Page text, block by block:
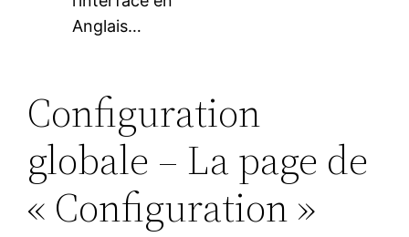
Anglais…
Configuration
globale – La page de
« Configuration »